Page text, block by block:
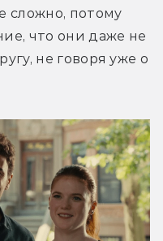
сложно, потому
что они даже не
не говоря уже о